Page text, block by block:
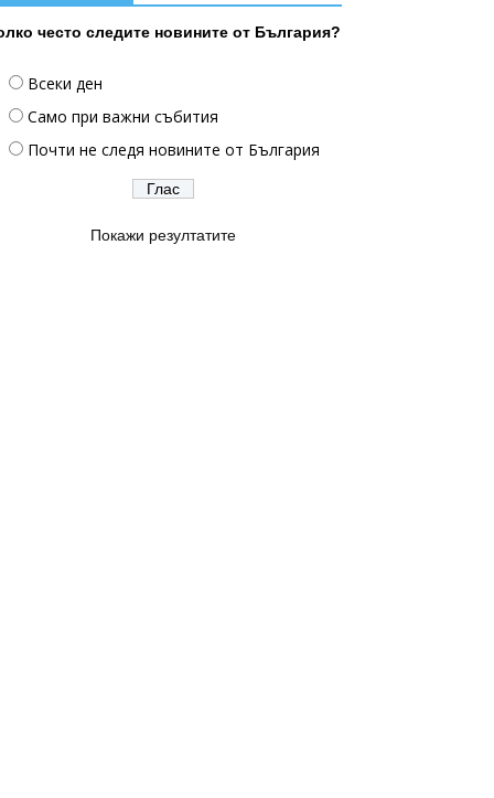
често следите новините от България?
Всеки ден
Само при важни събития
Почти не следя новините от България
Покажи резултатите